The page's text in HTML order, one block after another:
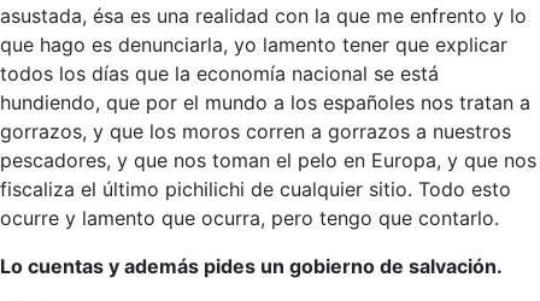
asustada, ésa es una realidad con la que me enfrento y lo
que hago es denunciarla, yo lamento tener que explicar
todos los días que la economía nacional se está
hundiendo, que por el mundo a los españoles nos tratan a
gorrazos, y que los moros corren a gorrazos a nuestros
pescadores, y que nos toman el pelo en Europa, y que nos
fiscaliza el último pichilichi de cualquier sitio. Todo esto
ocurre y lamento que ocurra, pero tengo que contarlo.
Lo cuentas y además pides un gobierno de salvación.